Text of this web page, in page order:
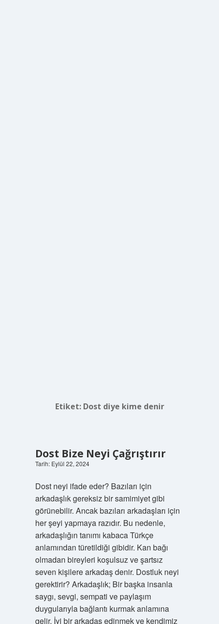
Etiket: Dost diye kime denir
Dost Bize Neyi Çağrıştırır
Tarih: Eylül 22, 2024
Dost neyi ifade eder? Bazıları için
arkadaşlık gereksiz bir samimiyet gibi
görünebilir. Ancak bazıları arkadaşları için
her şeyi yapmaya razıdır. Bu nedenle,
arkadaşlığın tanımı kabaca Türkçe
anlamından türetildiği gibidir. Kan bağı
olmadan bireyleri koşulsuz ve şartsız
seven kişilere arkadaş denir. Dostluk neyi
gerektirir? Arkadaşlık; Bir başka insanla
saygı, sevgi, sempati ve paylaşım
duygularıyla bağlantı kurmak anlamına
gelir. İyi bir arkadaş edinmek ve kendimiz